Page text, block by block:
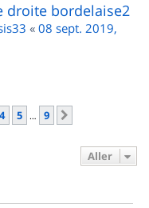
droite bordelaise2
« 08 sept. 2019,
4 5 … 9
Aller